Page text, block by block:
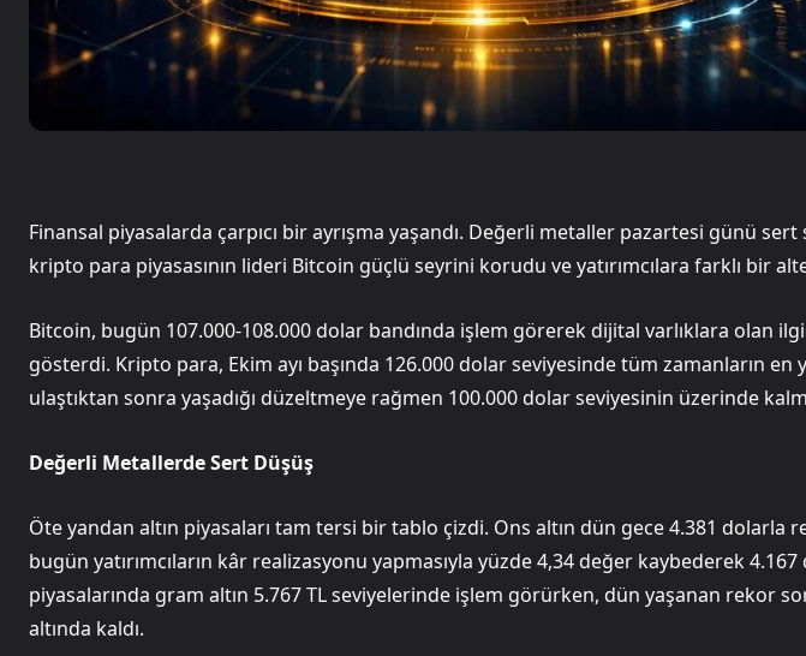
Finansal piyasalarda çarpıcı bir ayrışma yaşandı. Değerli metaller pazartesi günü sert
kripto para piyasasının lideri Bitcoin güçlü seyrini korudu ve yatırımcılara farklı bir
Bitcoin, bugün 107.000-108.000 dolar bandında işlem görerek dijital varlıklara olan
gösterdi. Kripto para, Ekim ayı başında 126.000 dolar seviyesinde tüm zamanların en
ulaştıktan sonra yaşadığı düzeltmeye rağmen 100.000 dolar seviyesinin üzerinde
Değerli Metallerde Sert Düşüş
Öte yandan altın piyasaları tam tersi bir tablo çizdi. Ons altın dün gece 4.381 dolarla
bugün yatırımcıların kâr realizasyonu yapmasıyla yüzde 4,34 değer kaybederek
piyasalarında gram altın 5.767 TL seviyelerinde işlem görürken, dün yaşanan rekor
altında kaldı.